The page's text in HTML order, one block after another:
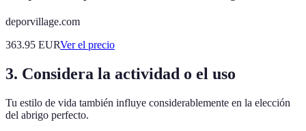
deporvillage.com
363.95 EURVer el precio
3. Considera la actividad o el uso
Tu estilo de vida también influye considerablemente en la elección
del abrigo perfecto.